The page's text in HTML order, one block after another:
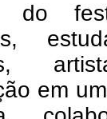
do
em